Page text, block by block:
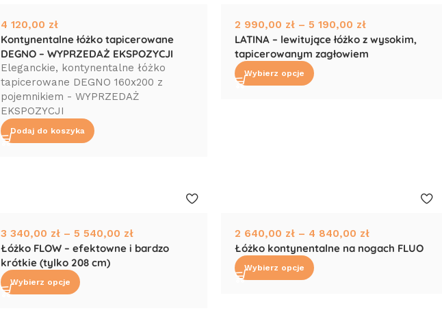
4 120,00 zł
Kontynentalne łóżko tapicerowane
DEGNO – WYPRZEDAŻ EKSPOZYCJI
Eleganckie, kontynentalne łóżko
tapicerowane DEGNO 160x200 z
pojemnikiem - WYPRZEDAŻ
EKSPOZYCJI
Dodaj do koszyka
2 990,00 zł – 5 190,00 zł
LATINA – lewitujące łóżko z wysokim,
tapicerowanym zagłowiem
Wybierz opcje
3 340,00 zł – 5 540,00 zł
Łóżko FLOW – efektowne i bardzo
krótkie (tylko 208 cm)
Wybierz opcje
2 640,00 zł – 4 840,00 zł
Łóżko kontynentalne na nogach FLUO
Wybierz opcje